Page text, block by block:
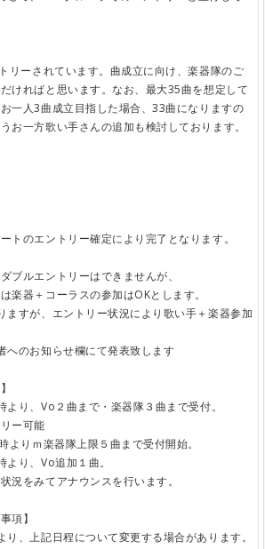
リーされています。曲成立に向け、楽器隊のご
ければと思います。なお、最大35曲を想定して
一人3曲成立目指した場合、33曲になりますの
お一方歌い手さんの追加も検討しております。
トのエントリー確定により完了となります。
ブルエントリーはできませんが、
楽器＋コーラスの参加はOKとします。
ますが、エントリー状況により歌い手＋楽器参加
へのお知らせ欄にて発表致します
り、Vo２曲まで・楽器隊３曲まで受付。
ー可能
りｍ楽器隊上限５曲まで受付開始。
り、Vo追加１曲。
況をみてアナウンスを行います。
項】
、上記日程について変更する場合があります。